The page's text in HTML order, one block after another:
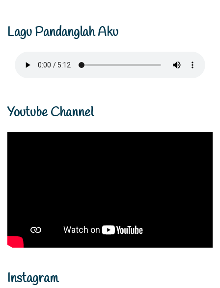
Lagu Pandanglah Aku
Youtube Channel
Instagram